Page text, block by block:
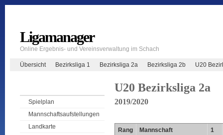
Ligamanager
Online Ergebnis- und Vereinsverwaltung im Schach
Übersicht Bezirksliga 1 Bezirksliga 2a Bezirksliga 2b U20
Spielplan
Mannschaftsaufstellungen
Landkarte
U20 Bezirksliga 2a
2019/2020
Rang Mannschaft
1